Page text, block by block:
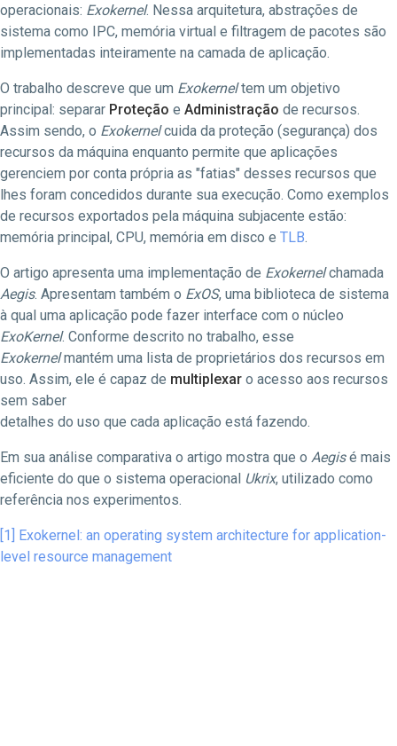
operacionais: Exokernel. Nessa arquitetura, abstrações de
sistema como IPC, memória virtual e filtragem de pacotes são
implementadas inteiramente na camada de aplicação.
O trabalho descreve que um Exokerneltem um objetivo
principal: separar Proteção e Administração de recursos.
Assim sendo, o Exokernelcuida da proteção (segurança) dos
recursos da máquina enquanto permite que aplicações
gerenciem por conta própria as "fatias" desses recursos que
lhes foram concedidos durante sua execução. Como exemplos
de recursos exportados pela máquina subjacente estão:
memória principal, CPU, memória em disco e TLB.
O artigo apresenta uma implementação de Exokernelchamada
Aegis. Apresentam também o ExOS, uma biblioteca de sistema
à qual uma aplicação pode fazer interface com o núcleo
ExoKernel. Conforme descrito no trabalho, esse
Exokernelmantém uma lista de proprietários dos recursos em
uso. Assim, ele é capaz de multiplexar o acesso aos recursos
sem saber
detalhes do uso que cada aplicação está fazendo.
Em sua análise comparativa o artigo mostra que o Aegisé mais
eficiente do que o sistema operacional Ukrix, utilizado como
referência nos experimentos.
[1] Exokernel: an operating system architecture for application-
level resource management